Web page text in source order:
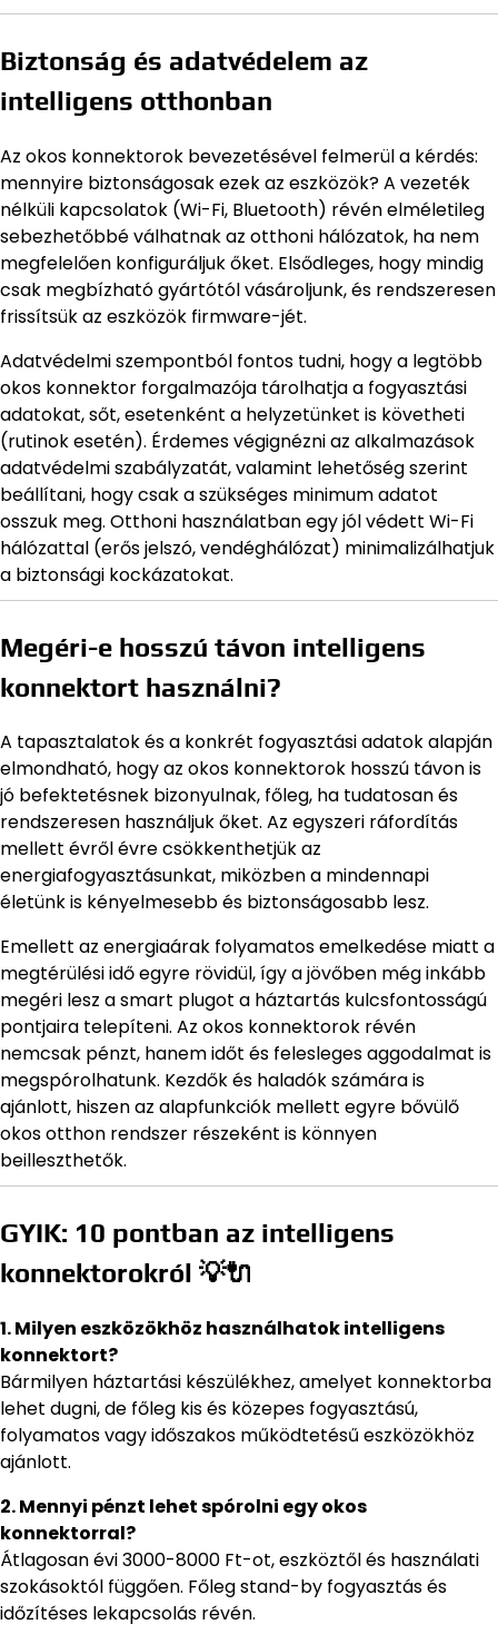
Biztonság és adatvédelem az
intelligens otthonban
Az okos konnektorok bevezetésével felmerül a kérdés:
mennyire biztonságosak ezek az eszközök? A vezeték
nélküli kapcsolatok (Wi-Fi, Bluetooth) révén elméletileg
sebezhetőbbé válhatnak az otthoni hálózatok, ha nem
megfelelően konfiguráljuk őket. Elsődleges, hogy mindig
csak megbízható gyártótól vásároljunk, és rendszeresen
frissítsük az eszközök firmware-jét.
Adatvédelmi szempontból fontos tudni, hogy a legtöbb
okos konnektor forgalmazója tárolhatja a fogyasztási
adatokat, sőt, esetenként a helyzetünket is követheti
(rutinok esetén). Érdemes végignézni az alkalmazások
adatvédelmi szabályzatát, valamint lehetőség szerint
beállítani, hogy csak a szükséges minimum adatot
osszuk meg. Otthoni használatban egy jól védett Wi-Fi
hálózattal (erős jelszó, vendéghálózat) minimalizálhatjuk
a biztonsági kockázatokat.
Megéri-e hosszú távon intelligens
konnektort használni?
A tapasztalatok és a konkrét fogyasztási adatok alapján
elmondható, hogy az okos konnektorok hosszú távon is
jó befektetésnek bizonyulnak, főleg, ha tudatosan és
rendszeresen használjuk őket. Az egyszeri ráfordítás
mellett évről évre csökkenthetjük az
energiafogyasztásunkat, miközben a mindennapi
életünk is kényelmesebb és biztonságosabb lesz.
Emellett az energiaárak folyamatos emelkedése miatt a
megtérülési idő egyre rövidül, így a jövőben még inkább
megéri lesz a smart plugot a háztartás kulcsfontosságú
pontjaira telepíteni. Az okos konnektorok révén
nemcsak pénzt, hanem időt és felesleges aggodalmat is
megspórolhatunk. Kezdők és haladók számára is
ajánlott, hiszen az alapfunkciók mellett egyre bővülő
okos otthon rendszer részeként is könnyen
beilleszthetők.
GYIK: 10 pontban az intelligens
konnektorokról 💡🔌
1. Milyen eszközökhöz használhatok intelligens
konnektort?
Bármilyen háztartási készülékhez, amelyet konnektorba
lehet dugni, de főleg kis és közepes fogyasztású,
folyamatos vagy időszakos működtetésű eszközökhöz
ajánlott.
2. Mennyi pénzt lehet spórolni egy okos
konnektorral?
Átlagosan évi 3000-8000 Ft-ot, eszköztől és használati
szokásoktól függően. Főleg stand-by fogyasztás és
időzítéses lekapcsolás révén.